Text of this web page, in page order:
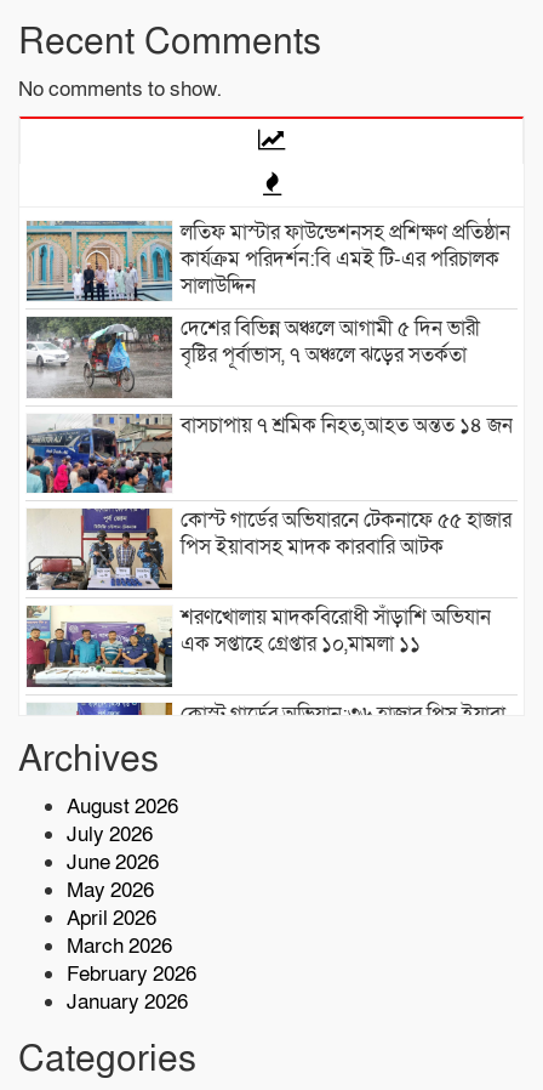
Recent Comments
No comments to show.
লতিফ মাস্টার ফাউন্ডেশনসহ প্রশিক্ষণ প্রতিষ্ঠান
কার্যক্রম পরিদর্শন:বি এমই টি-এর পরিচালক
সালাউদ্দিন
দেশের বিভিন্ন অঞ্চলে আগামী ৫ দিন ভারী
বৃষ্টির পূর্বাভাস, ৭ অঞ্চলে ঝড়ের সতর্কতা
বাসচাপায় ৭ শ্রমিক নিহত,আহত অন্তত ১৪ জন
কোস্ট গার্ডের অভিযারনে টেকনাফে ৫৫ হাজার
পিস ইয়াবাসহ মাদক কারবারি আটক
শরণখোলায় মাদকবিরোধী সাঁড়াশি অভিযান
এক সপ্তাহে গ্রেপ্তার ১০,মামলা ১১
কোস্ট গার্ডের অভিযান;৩৬ হাজার পিস ইয়াবা
সুবিধাবঞ্চিত মানুষের জন্য বাগেরহাট মেডিকেল
Archives
August 2026
July 2026
June 2026
May 2026
April 2026
March 2026
February 2026
January 2026
Categories